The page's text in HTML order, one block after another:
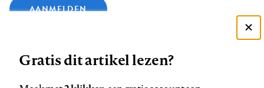
AANMELDEN
Gratis dit artikel lezen?
Zie onze cookie policy